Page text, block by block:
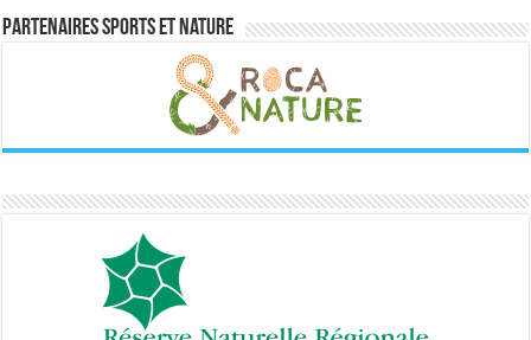
Partenaires sports et nature